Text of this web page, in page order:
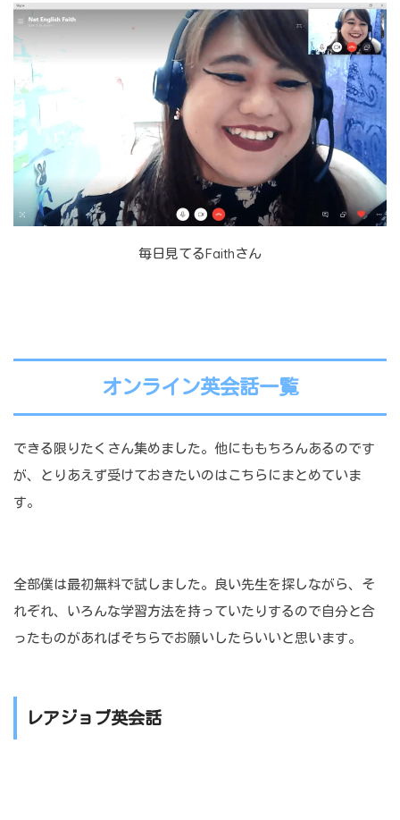
毎日見てるFaithさん
オンライン英会話一覧
できる限りたくさん集めました。他にももちろんあるのです
が、とりあえず受けておきたいのはこちらにまとめていま
す。
全部僕は最初無料で試しました。良い先生を探しながら、そ
れぞれ、いろんな学習方法を持っていたりするので自分と合
ったものがあればそちらでお願いしたらいいと思います。
レアジョブ英会話